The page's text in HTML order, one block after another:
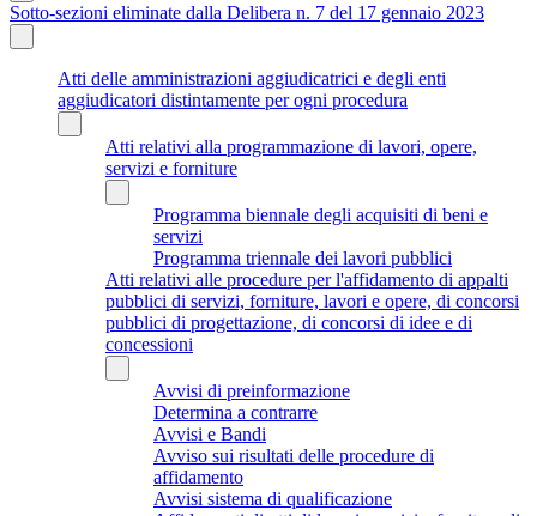
Sotto-sezioni eliminate dalla Delibera n. 7 del 17 gennaio 2023
Atti delle amministrazioni aggiudicatrici e degli enti
aggiudicatori distintamente per ogni procedura
Atti relativi alla programmazione di lavori, opere,
servizi e forniture
Programma biennale degli acquisiti di beni e
servizi
Programma triennale dei lavori pubblici
Atti relativi alle procedure per l'affidamento di appalti
pubblici di servizi, forniture, lavori e opere, di concorsi
pubblici di progettazione, di concorsi di idee e di
concessioni
Avvisi di preinformazione
Determina a contrarre
Avvisi e Bandi
Avviso sui risultati delle procedure di
affidamento
Avvisi sistema di qualificazione